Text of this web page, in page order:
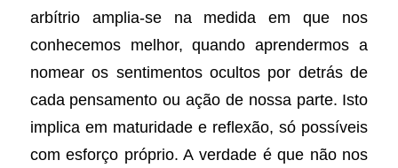
arbítrio amplia-se na medida em que nos
conhecemos melhor, quando aprendermos a
nomear os sentimentos ocultos por detrás de
cada pensamento ou ação de nossa parte. Isto
implica em maturidade e reflexão, só possíveis
com esforço próprio. A verdade é que não nos